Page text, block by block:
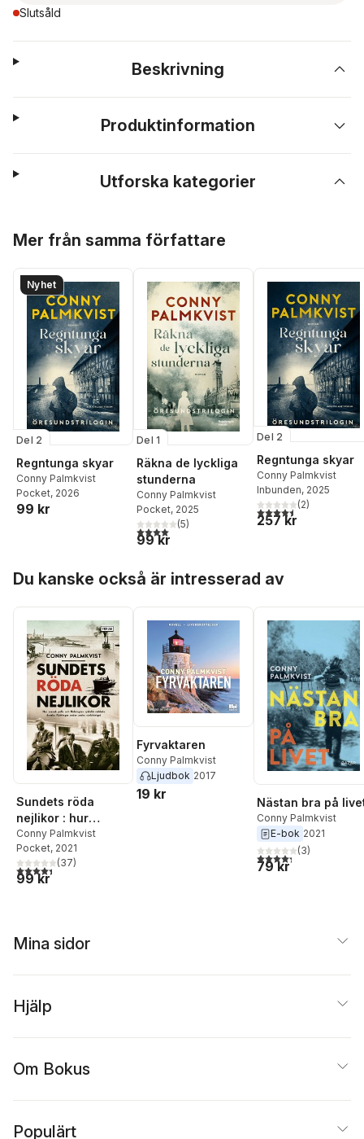
Slutsåld
Beskrivning
Produktinformation
Utforska kategorier
Mer från samma författare
Nyhet
Del 2
Regntunga skyar
Conny Palmkvist
Pocket, 2026
99 kr
Del 1
Räkna de lyckliga
stunderna
Conny Palmkvist
Pocket, 2025
4,0utav 5 stjärnor. Totalt antal röster:
(5)
99 kr
Del 2
Regntunga skyar
Conny Palmkvist
Inbunden, 2025
4,5utav 5 stjärnor.
(2)
257 kr
Du kanske också är intresserad av
Sundets röda
nejlikor : hur
svensk polis och
Helsingörs syklubb
räddade danska
flyktingar under
Conny Palmkvist
Pocket, 2021
4,4utav 5 stjärnor. Totalt antal röster:
(37)
99 kr
Fyrvaktaren
Conny Palmkvist
Ljudbok 2017
19 kr
Nästan bra på
Conny Palmkvist
E-bok 2021
4,3utav 5 stjärnor.
(3)
79 kr
Mina sidor
Hjälp
Om Bokus
Populärt